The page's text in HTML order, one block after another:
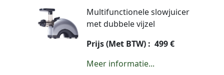
Multifunctionele slowjuicer
met dubbele vijzel
Prijs (Met BTW) : 499 €
Meer informatie...